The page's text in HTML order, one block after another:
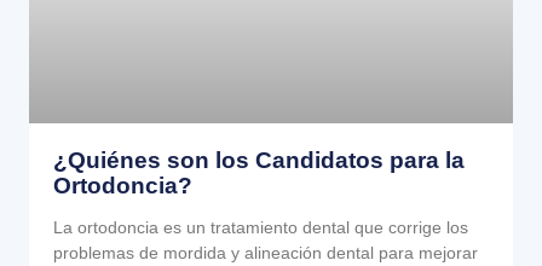
¿Quiénes son los Candidatos para la
Ortodoncia?
La ortodoncia es un tratamiento dental que corrige los
problemas de mordida y alineación dental para mejorar